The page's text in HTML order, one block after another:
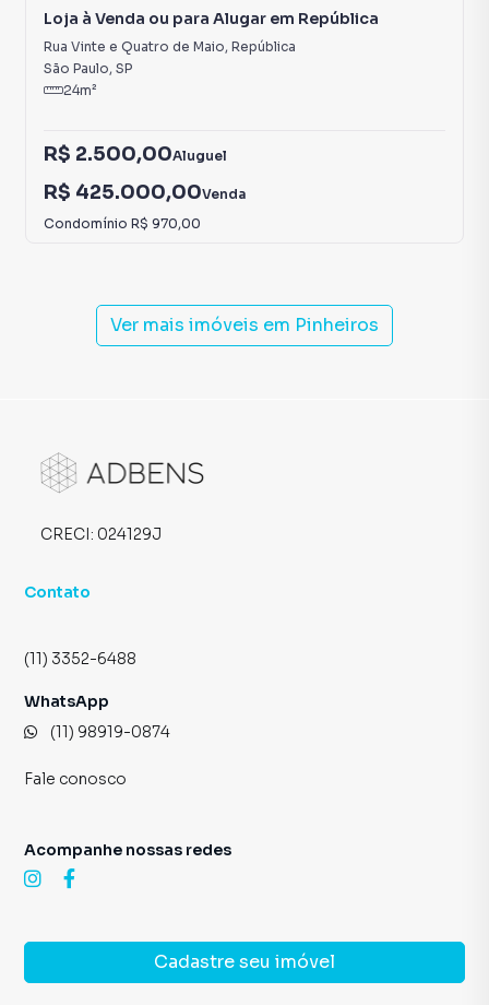
Loja à Venda ou para Alugar em República
Rua Vinte e Quatro de Maio, República
São Paulo, SP
24m²
R$ 2.500,00Aluguel
R$ 425.000,00Venda
Condomínio R$ 970,00
Ver mais imóveis em Pinheiros
CRECI: 024129J
Contato
(11) 3352-6488
WhatsApp
(11) 98919-0874
Fale conosco
Cadastre seu imóvel
Acompanhe nossas redes